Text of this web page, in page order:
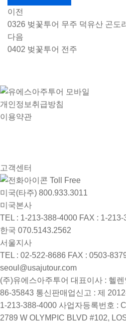
이전
0326 벚꽃투어 무주 덕유산 곤도
다음
0402 벚꽃투어 전주
개인정보취급방침
이용약관
고객센터
Toll Free
미국(타주) 800.933.3011
미국본사
TEL : 1-213-388-4000 FAX : 1-
한국 070.5143.2562
서울지사
TEL : 02-522-8686 FAX : 0503-
seoul@usajutour.com
(주)유에스아주투어 대표이사 : 헬
86-35843 통신판매업신고 : 제
1-213-388-4000 사업자등록번호 :
2789 W OLYMPIC BLVD #102,